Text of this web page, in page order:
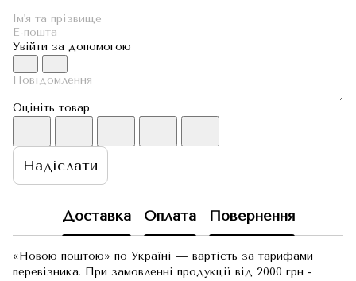
Увійти за допомогою
Оцініть товар
Надіслати
Доставка Оплата Повернення
«Новою поштою» по Україні — вартість за тарифами
перевізника. При замовленні продукції від 2000 грн -